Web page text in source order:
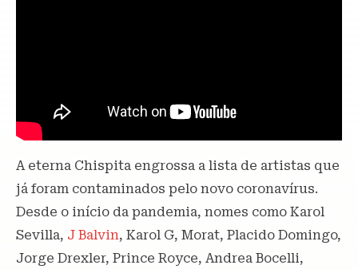
A eterna Chispita engrossa a lista de artistas que
já foram contaminados pelo novo coronavírus.
Desde o início da pandemia, nomes como Karol
Sevilla, J Balvin, Karol G, Morat, Placido Domingo,
Jorge Drexler, Prince Royce, Andrea Bocelli,